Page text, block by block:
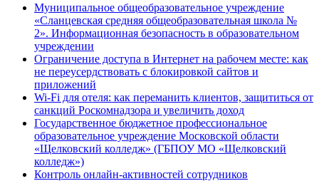
Муниципальное общеобразовательное учреждение
«Сланцевская средняя общеобразовательная школа №
2». Информационная безопасность в образовательном
учреждении
Ограничение доступа в Интернет на рабочем месте: как
не переусердствовать с блокировкой сайтов и
приложений
Wi-Fi для отеля: как переманить клиентов, защититься от
санкций Роскомнадзора и увеличить доход
Государственное бюджетное профессиональное
образовательное учреждение Московской области
«Щелковский колледж» (ГБПОУ МО «Щелковский
колледж»)
Контроль онлайн-активностей сотрудников